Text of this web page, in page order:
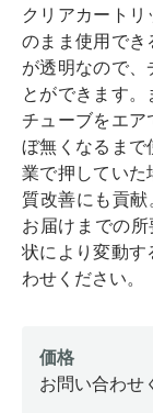
クリアカート
のまま使用で
が透明なので
とができます
チューブをエア
ぼ無くなるま
業で押してい
質改善にも貢献
お届けまでの
状により変動
わせください。
価格
お問い合わせ